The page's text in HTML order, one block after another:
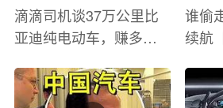
滴滴司机谈37万公里比
亚迪纯电动车，赚多少
有哪些？
谁偷
续航